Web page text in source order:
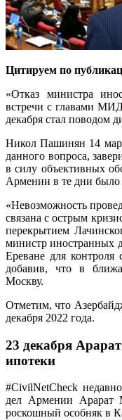
Цитируем по
«Отказ министра
встречи с главами
декабря стал поводом
Никол Пашинян 14
данного вопроса,
в силу объективных
Армении в те дни
«Невозможность
связана с острым
перекрытием
министр иностранных
Ереване для
добавив, что в
Москву.
Отметим, что
декабря 2022 года.
23 декабря
ипотеки
#CivilNetCheck
дел Армении Арарат
роскошный особняк в